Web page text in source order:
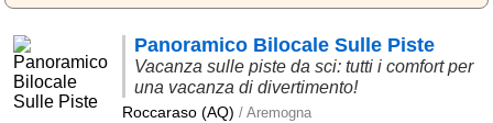
Panoramico Bilocale Sulle Piste
Vacanza sulle piste da sci: tutti i comfort per
una vacanza di divertimento!
Roccaraso (AQ) / Aremogna
🔍 Cerca
Trova vicino a te
➕ Inserisci annuncio